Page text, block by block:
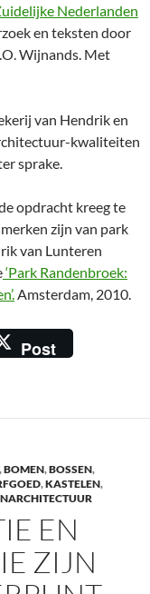
Nederlanden
en teksten door
Wijnands. Met
van Hendrik en
kwaliteiten
sprake.
opdracht kreeg te
zijn van park
van Lunteren
‘Park Randenbroek:
Amsterdam, 2010.
Post
,BOMEN,BOSSEN,
,KASTELEN,
EN
ZIJN